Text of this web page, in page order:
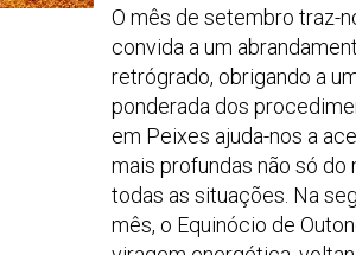
O mês de setembro traz-
convida a um
retrógrado, obrigando a
ponderada dos
em Peixes ajuda-nos a
mais profundas não só do
todas as situações. Na
mês, o Equinócio de